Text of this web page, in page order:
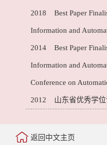
2018 Best Paper
Information and
2014 Best Paper
Information and
Conference on
2012 山东省优秀学位
返回中文主页